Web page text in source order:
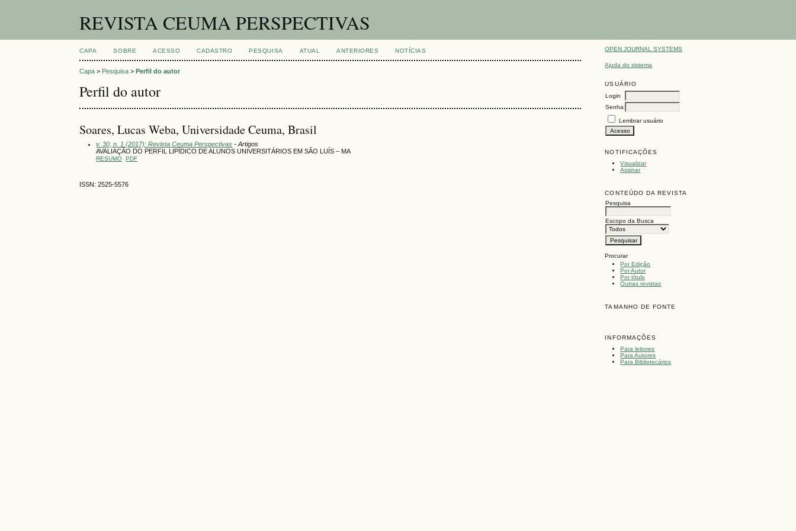
REVISTA CEUMA PERSPECTIVAS
OPEN JOURNAL SYSTEMS
Ajuda do sistema
USUÁRIO
Login
Senha
Lembrar usuário
NOTIFICAÇÕES
Visualizar
Assinar
CONTEÚDO DA REVISTA
Pesquisa
Escopo da Busca
Procurar
Por Edição
Por Autor
Por título
Outras revistas
TAMANHO DE FONTE
INFORMAÇÕES
Para leitores
Para Autores
Para Bibliotecários
CAPA SOBRE ACESSO CADASTRO PESQUISA ATUAL ANTERIORES NOTÍCIAS
Capa > Pesquisa >Perfil do autor
Perfil do autor
Soares, Lucas Weba, Universidade Ceuma, Brasil
v. 30, n. 1 (2017): Revista Ceuma Perspectivas - Artigos
AVALIAÇÃO DO PERFIL LIPÍDICO DE ALUNOS UNIVERSITÁRIOS EM SÃO LUÍS – MA
RESUMO PDF
ISSN: 2525-5576